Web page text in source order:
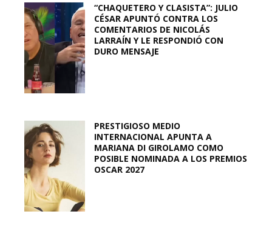
“CHAQUETERO Y CLASISTA”: JULIO
CÉSAR APUNTÓ CONTRA LOS
COMENTARIOS DE NICOLÁS
LARRAÍN Y LE RESPONDIÓ CON
DURO MENSAJE
PRESTIGIOSO MEDIO
INTERNACIONAL APUNTA A
MARIANA DI GIROLAMO COMO
POSIBLE NOMINADA A LOS PREMIOS
OSCAR 2027